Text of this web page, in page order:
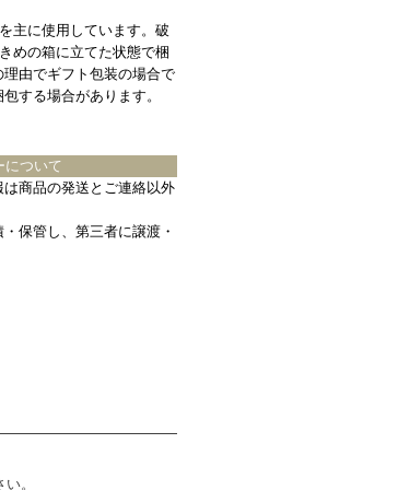
主に使用しています。破
めの箱に立てた状態で梱
由でギフト包装の場合で
する場合があります。
について
商品の発送とご連絡以外
保管し、第三者に譲渡・
。